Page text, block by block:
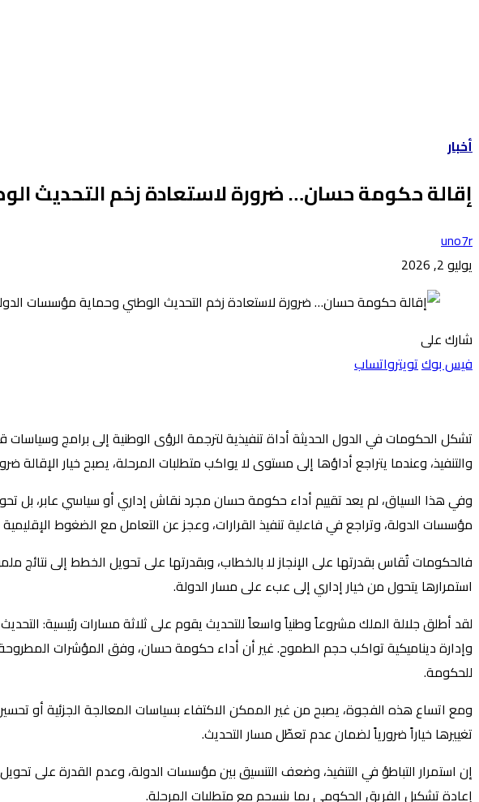
أخبار
إقالة حكومة حسان… ضرورة لاستعادة زخم التحديث
uno7r
يوليو 2, 2026
شارك على
فيس بوكتويترواتساب
تشكل الحكومات في الدول الحديثة أداة تنفيذية لترجمة الرؤى الوطنية إلى برامج
والتنفيذ، وعندما يتراجع أداؤها إلى مستوى لا يواكب متطلبات المرحلة، يصبح خيار الإقالة
وفي هذا السياق، لم يعد تقييم أداء حكومة حسان مجرد نقاش إداري أو سياسي عابر، بل
مؤسسات الدولة، وتراجع في فاعلية تنفيذ القرارات، وعجز عن التعامل مع الضغوط
فالحكومات تُقاس بقدرتها على الإنجاز لا بالخطاب، وبقدرتها على تحويل الخطط إلى
استمرارها يتحول من خيار إداري إلى عبء على مسار الدولة.
لقد أطلق جلالة الملك مشروعاً وطنياً واسعاً للتحديث يقوم على ثلاثة مسارات رئيسية:
وإدارة ديناميكية تواكب حجم الطموح. غير أن أداء حكومة حسان، وفق المؤشرات
للحكومة.
ومع اتساع هذه الفجوة، يصبح من غير الممكن الاكتفاء بسياسات المعالجة الجزئية أو
تغييرها خياراً ضرورياً لضمان عدم تعطّل مسار التحديث.
إن استمرار التباطؤ في التنفيذ، وضعف التنسيق بين مؤسسات الدولة، وعدم القدرة على
إعادة تشكيل الفريق الحكومي بما ينسجم مع متطلبات المرحلة.